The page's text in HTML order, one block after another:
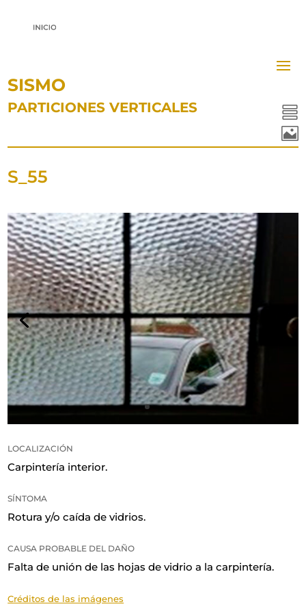
SISMO
PARTICIONES VERTICALES


S_55
LOCALIZACIÓN
Carpintería interior.
SÍNTOMA
Rotura y/o caída de vidrios.
CAUSA PROBABLE DEL DAÑO
Falta de unión de las hojas de vidrio a la carpintería.
Créditos de las imágenes